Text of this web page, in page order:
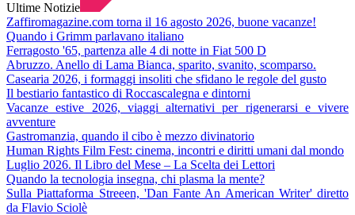
Ultime Notizie
Zaffiromagazine.com torna il 16 agosto 2026, buone vacanze!
Quando i Grimm parlavano italiano
Ferragosto '65, partenza alle 4 di notte in Fiat 500 D
Abruzzo. Anello di Lama Bianca, sparito, svanito, scomparso.
Casearia 2026, i formaggi insoliti che sfidano le regole del gusto
Il bestiario fantastico di Roccascalegna e dintorni
Vacanze estive 2026, viaggi alternativi per rigenerarsi e vivere
avventure
Gastromanzia, quando il cibo è mezzo divinatorio
Human Rights Film Fest: cinema, incontri e diritti umani dal mondo
Luglio 2026. Il Libro del Mese – La Scelta dei Lettori
Quando la tecnologia insegna, chi plasma la mente?
Sulla Piattaforma Streeen, 'Dan Fante An American Writer' diretto
da Flavio Sciolè